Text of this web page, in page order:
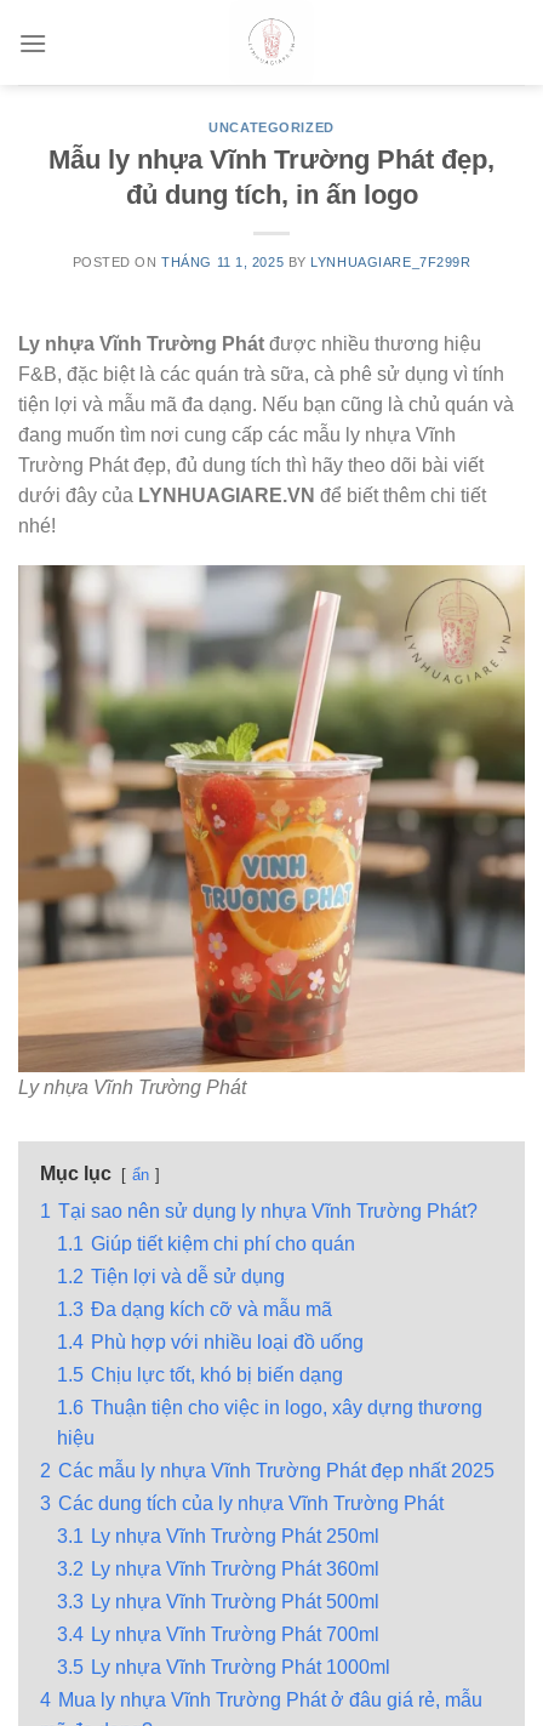
UNCATEGORIZED
Mẫu ly nhựa Vĩnh Trường Phát đẹp,
đủ dung tích, in ấn logo
POSTED ONTHÁNG 11 1, 2025 BY LYNHUAGIARE_7F299R
Ly nhựa Vĩnh Trường Phát được nhiều thương hiệu
F&B, đặc biệt là các quán trà sữa, cà phê sử dụng vì tính
tiện lợi và mẫu mã đa dạng. Nếu bạn cũng là chủ quán và
đang muốn tìm nơi cung cấp các mẫu ly nhựa Vĩnh
Trường Phát đẹp, đủ dung tích thì hãy theo dõi bài viết
dưới đây của LYNHUAGIARE.VN để biết thêm chi tiết
nhé!
Ly nhựa Vĩnh Trường Phát
Mục lục ẩn
1 Tại sao nên sử dụng ly nhựa Vĩnh Trường Phát?
1.1 Giúp tiết kiệm chi phí cho quán
1.2 Tiện lợi và dễ sử dụng
1.3 Đa dạng kích cỡ và mẫu mã
1.4 Phù hợp với nhiều loại đồ uống
1.5 Chịu lực tốt, khó bị biến dạng
1.6 Thuận tiện cho việc in logo, xây dựng thương
hiệu
2 Các mẫu ly nhựa Vĩnh Trường Phát đẹp nhất 2025
3 Các dung tích của ly nhựa Vĩnh Trường Phát
3.1 Ly nhựa Vĩnh Trường Phát 250ml
3.2 Ly nhựa Vĩnh Trường Phát 360ml
3.3 Ly nhựa Vĩnh Trường Phát 500ml
3.4 Ly nhựa Vĩnh Trường Phát 700ml
3.5 Ly nhựa Vĩnh Trường Phát 1000ml
4 Mua ly nhựa Vĩnh Trường Phát ở đâu giá rẻ, mẫu